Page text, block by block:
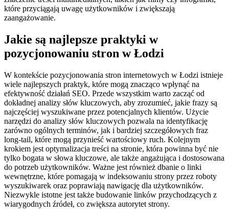
które przyciągają uwagę użytkowników i zwiększają
zaangażowanie.
Jakie są najlepsze praktyki w
pozycjonowaniu stron w Łodzi
W kontekście pozycjonowania stron internetowych w Łodzi istnieje
wiele najlepszych praktyk, które mogą znacząco wpłynąć na
efektywność działań SEO. Przede wszystkim warto zacząć od
dokładnej analizy słów kluczowych, aby zrozumieć, jakie frazy są
najczęściej wyszukiwane przez potencjalnych klientów. Użycie
narzędzi do analizy słów kluczowych pozwala na identyfikację
zarówno ogólnych terminów, jak i bardziej szczegółowych fraz
long-tail, które mogą przynieść wartościowy ruch. Kolejnym
krokiem jest optymalizacja treści na stronie, która powinna być nie
tylko bogata w słowa kluczowe, ale także angażująca i dostosowana
do potrzeb użytkowników. Ważne jest również dbanie o linki
wewnętrzne, które pomagają w indeksowaniu strony przez roboty
wyszukiwarek oraz poprawiają nawigację dla użytkowników.
Niezwykle istotne jest także budowanie linków przychodzących z
wiarygodnych źródeł, co zwiększa autorytet strony.